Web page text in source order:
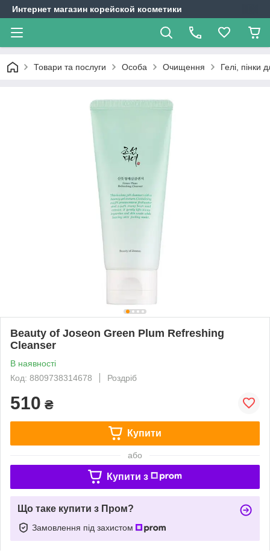
Интернет магазин корейской косметики
Товари та послуги Особа Очищення Гелі, пінки
Beauty of Joseon Green Plum Refreshing
Cleanser
В наявності
Код: 8809738314678
Роздріб
510 ₴
Купити
або
Купити з
Що таке купити з Пром?
Замовлення під захистом